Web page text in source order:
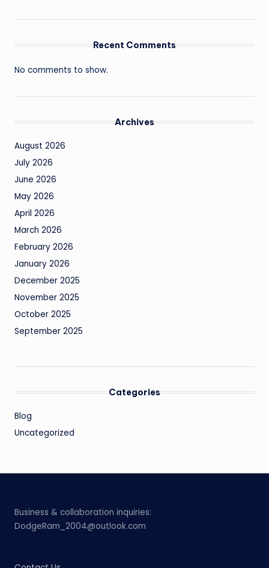
Recent Comments
No comments to show.
Archives
August 2026
July 2026
June 2026
May 2026
April 2026
March 2026
February 2026
January 2026
December 2025
November 2025
October 2025
September 2025
Categories
Blog
Uncategorized
Business & collaboration inquiries:
DodgeRam_2004@outlook.com